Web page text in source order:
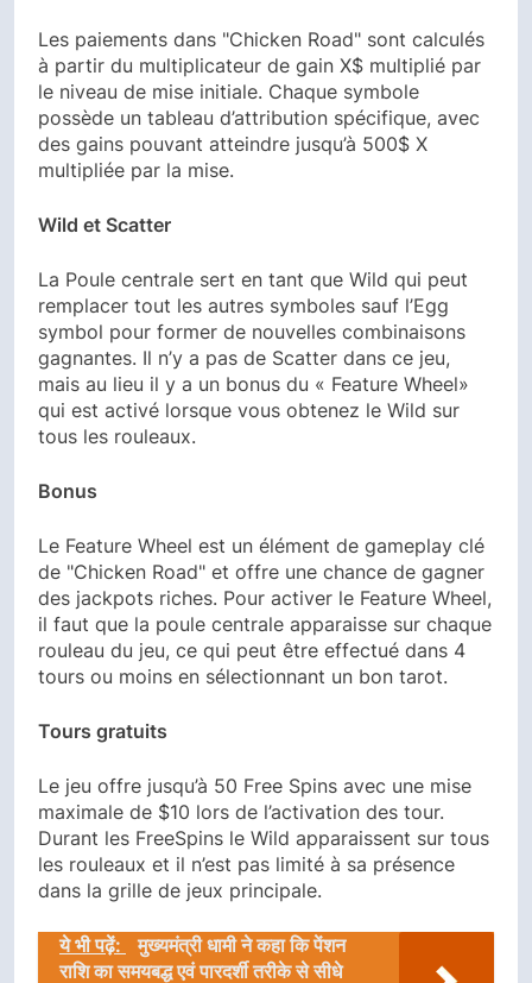
Les paiements dans "Chicken Road" sont calculés
à partir du multiplicateur de gain X$ multiplié par
le niveau de mise initiale. Chaque symbole
possède un tableau d’attribution spécifique, avec
des gains pouvant atteindre jusqu’à 500$ X
multipliée par la mise.
Wild et Scatter
La Poule centrale sert en tant que Wild qui peut
remplacer tout les autres symboles sauf l’Egg
symbol pour former de nouvelles combinaisons
gagnantes. Il n’y a pas de Scatter dans ce jeu,
mais au lieu il y a un bonus du « Feature Wheel»
qui est activé lorsque vous obtenez le Wild sur
tous les rouleaux.
Bonus
Le Feature Wheel est un élément de gameplay clé
de "Chicken Road" et offre une chance de gagner
des jackpots riches. Pour activer le Feature Wheel,
il faut que la poule centrale apparaisse sur chaque
rouleau du jeu, ce qui peut être effectué dans 4
tours ou moins en sélectionnant un bon tarot.
Tours gratuits
Le jeu offre jusqu’à 50 Free Spins avec une mise
maximale de $10 lors de l’activation des tour.
Durant les FreeSpins le Wild apparaissent sur tous
les rouleaux et il n’est pas limité à sa présence
dans la grille de jeux principale.
ये भी पढ़ें:
मुख्यमंत्री धामी ने कहा कि पेंशन
राशि का समयबद्ध एवं पारदर्शी तरीके से सीधे